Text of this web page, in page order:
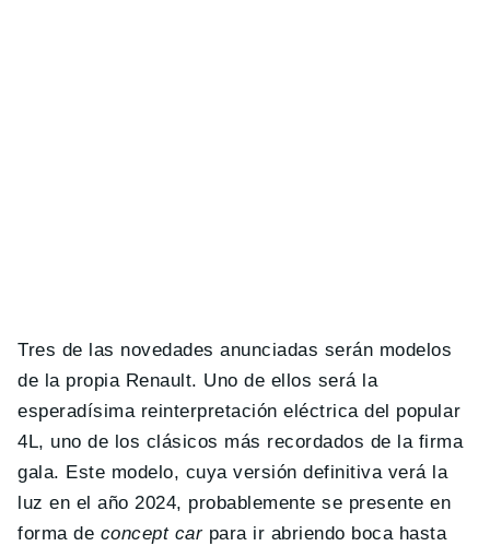
Tres de las novedades anunciadas serán modelos
de la propia Renault. Uno de ellos será la
esperadísima reinterpretación eléctrica del popular
4L, uno de los clásicos más recordados de la firma
gala. Este modelo, cuya versión definitiva verá la
luz en el año 2024, probablemente se presente en
forma de concept carpara ir abriendo boca hasta